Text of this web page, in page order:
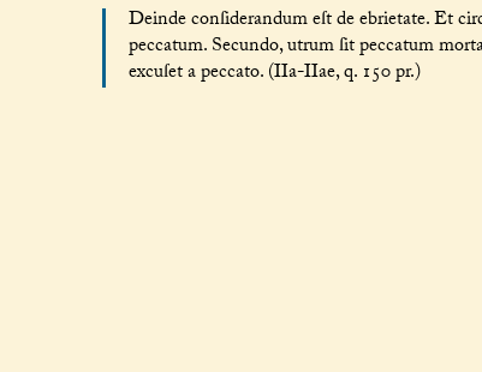
Deinde conſiderandum eſt de ebrietate. Et
peccatum. Secundo, utrum ſit peccatum
excuſet a peccato. (IIa-IIae, q. 150 pr.)